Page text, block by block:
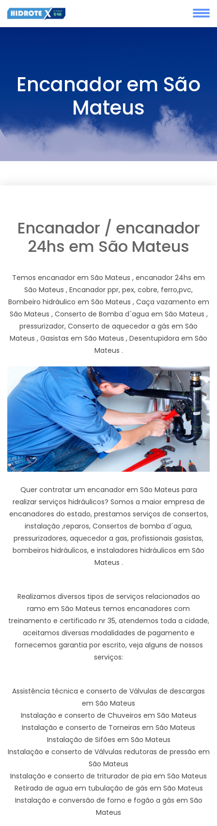
Encanador em São
Mateus
Encanador / encanador
24hs em São Mateus
Temos encanador em São Mateus , encanador 24hs em
São Mateus , Encanador ppr, pex, cobre, ferro,pvc,
Bombeiro hidráulico em São Mateus , Caça vazamento em
São Mateus , Conserto de Bomba d´agua em São Mateus ,
pressurizador, Conserto de aquecedor a gás em São
Mateus , Gasistas em São Mateus , Desentupidora em São
Mateus .
Quer contratar um encanador em São Mateus para
realizar serviços hidráulicos? Somos a maior empresa de
encanadores do estado, prestamos serviços de consertos,
instalação ,reparos, Consertos de bomba d´agua,
pressurizadores, aquecedor a gas, profissionais gasistas,
bombeiros hidráulicos, e instaladores hidráulicos em São
Mateus .
Realizamos diversos tipos de serviços relacionados ao
ramo em São Mateus temos encanadores com
treinamento e certificado nr 35, atendemos toda a cidade,
aceitamos diversas modalidades de pagamento e
fornecemos garantia por escrito, veja alguns de nossos
serviços:
Assistência técnica e conserto de Válvulas de descargas
em São Mateus
Instalação e conserto de Chuveiros em São Mateus
Instalação e conserto de Torneiras em São Mateus
Instalação de Sifões em São Mateus
Instalação e conserto de Válvulas redutoras de pressão em
São Mateus
Instalação e conserto de triturador de pia em São Mateus
Retirada de agua em tubulação de gás em São Mateus
Instalação e conversão de forno e fogão a gás em São
Mateus